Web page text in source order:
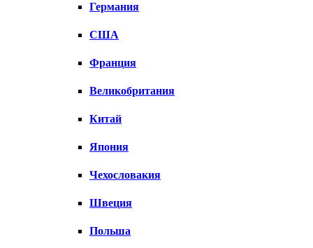
Германия
США
Франция
Великобритания
Китай
Япония
Чехословакия
Швеция
Польша